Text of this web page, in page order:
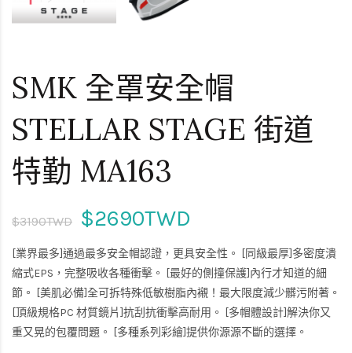
SMK 全罩安全帽
STELLAR STAGE 街道
特勤 MA163
$3190TWD $2690TWD
[業界最多]通過最多安全帽認證，更具安全性。 [同級最厚]多密度潰
縮式EPS，完整吸收各種衝擊。 [最好的側撞保護]內行才知道的細
節。 [美肌必備]全可拆特殊低敏樹脂內襯！最大限度減少髒污附著。
[頂級規格PC 材質鏡片]抗刮抗衝擊高耐用。 [多帽體設計]解決你又
重又晃的包覆問題。 [多種系列彩繪]提供你源源不斷的選擇。